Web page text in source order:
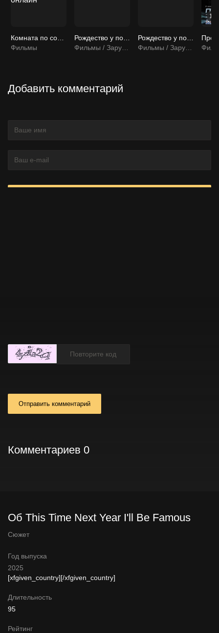
Фильмы
Добавить комментарий
Отправить комментарий
Комментариев 0
Об This Time Next Year I'll Be Famous
Сюжет
Год выпуска
2025
Длительность
95
[xfgiven_country][/xfgiven_country]
Рейтинг